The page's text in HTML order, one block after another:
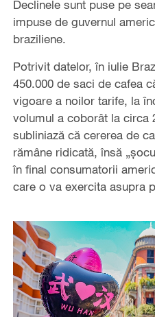
Declinele sunt puse pe
impuse de guvernul
braziliene.
Potrivit datelor, în iulie
450.000 de saci de cafea
vigoare a noilor tarife, la
volumul a coborât la circa
subliniază că cererea de
rămâne ridicată, însă
în final consumatorii
care o va exercita asupra